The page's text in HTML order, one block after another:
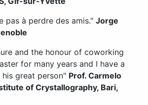
pas à perdre des amis." Jorge
and the honour of coworking
for many years and I have a
great person" Prof. Carmelo
of Crystallography, Bari,